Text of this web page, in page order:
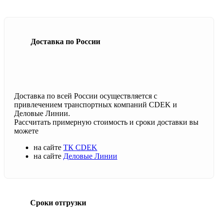
Доставка по России
Доставка по всей России осуществляется с
привлечением транспортных компаний CDEK и
Деловые Линии.
Рассчитать примерную стоимость и сроки доставки вы
можете
на сайте ТК CDEK
на сайте Деловые Линии
Сроки отгрузки